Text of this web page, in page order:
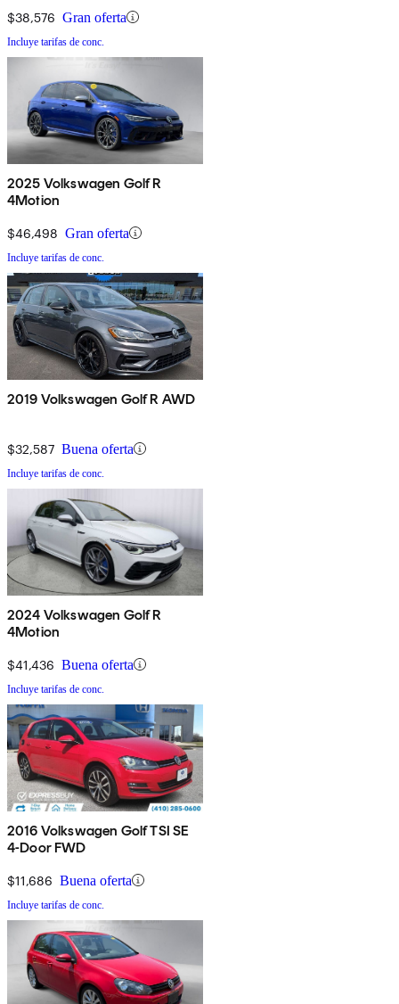
$38,576 Gran oferta
Incluye tarifas de conc.
2025 Volkswagen Golf R
4Motion
$46,498 Gran oferta
Incluye tarifas de conc.
2019 Volkswagen Golf R AWD
$32,587 Buena oferta
Incluye tarifas de conc.
2024 Volkswagen Golf R
4Motion
$41,436 Buena oferta
Incluye tarifas de conc.
2016 Volkswagen Golf TSI SE
4-Door FWD
$11,686 Buena oferta
Incluye tarifas de conc.